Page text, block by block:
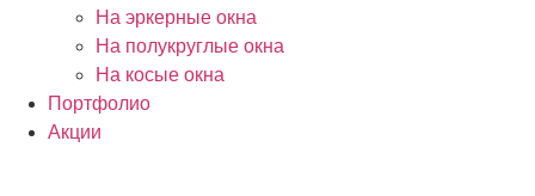
На эркерные окна
На полукруглые окна
На косые окна
Портфолио
Акции